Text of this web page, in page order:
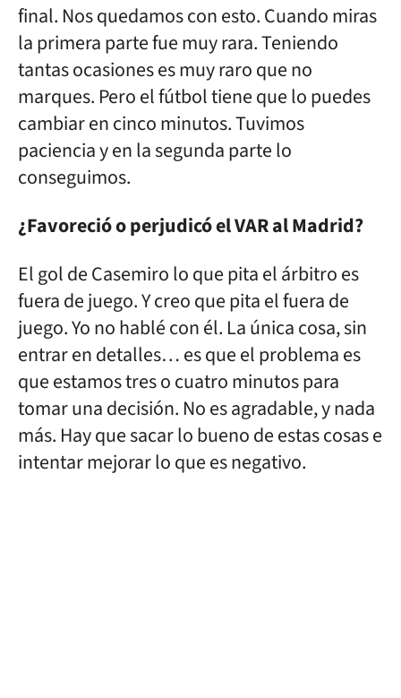
final. Nos quedamos con esto. Cuando miras
la primera parte fue muy rara. Teniendo
tantas ocasiones es muy raro que no
marques. Pero el fútbol tiene que lo puedes
cambiar en cinco minutos. Tuvimos
paciencia y en la segunda parte lo
conseguimos.
¿Favoreció o perjudicó el VAR al Madrid?
El gol de Casemiro lo que pita el árbitro es
fuera de juego. Y creo que pita el fuera de
juego. Yo no hablé con él. La única cosa, sin
entrar en detalles… es que el problema es
que estamos tres o cuatro minutos para
tomar una decisión. No es agradable, y nada
más. Hay que sacar lo bueno de estas cosas e
intentar mejorar lo que es negativo.